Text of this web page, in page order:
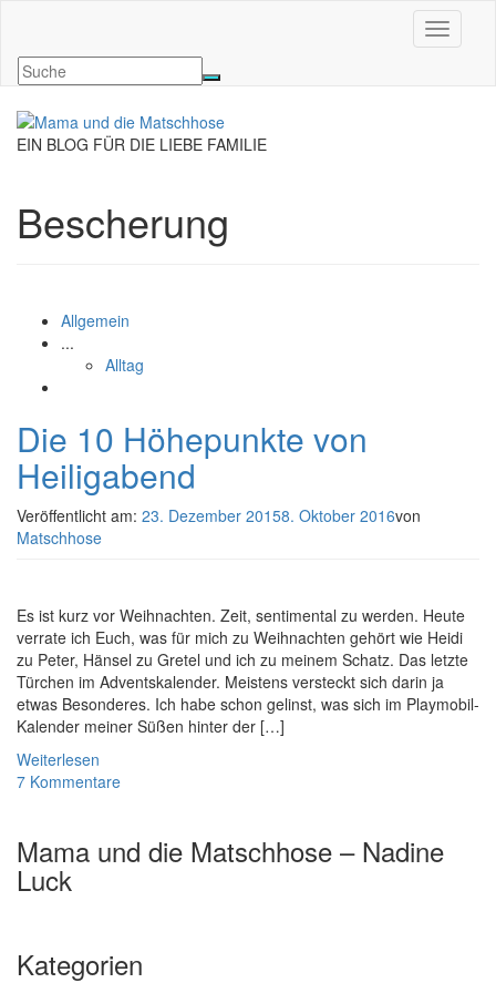
EIN BLOG FÜR DIE LIEBE FAMILIE
Bescherung
Allgemein
...
Alltag
Die 10 Höhepunkte von
Heiligabend
Veröffentlicht am: 23. Dezember 20158. Oktober 2016von
Matschhose
Es ist kurz vor Weihnachten. Zeit, sentimental zu werden. Heute
verrate ich Euch, was für mich zu Weihnachten gehört wie Heidi
zu Peter, Hänsel zu Gretel und ich zu meinem Schatz. Das letzte
Türchen im Adventskalender. Meistens versteckt sich darin ja
etwas Besonderes. Ich habe schon gelinst, was sich im Playmobil-
Kalender meiner Süßen hinter der […]
Weiterlesen
7 Kommentare
Mama und die Matschhose – Nadine
Luck
Kategorien